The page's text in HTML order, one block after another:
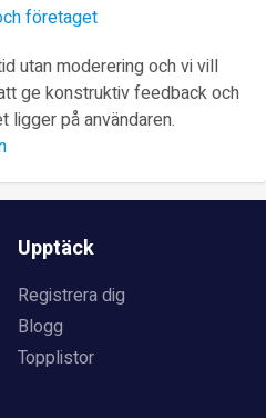
företaget
utan moderering och vi vill
ge konstruktiv feedback och
ligger på användaren.
Upptäck
Registrera dig
Blogg
Topplistor